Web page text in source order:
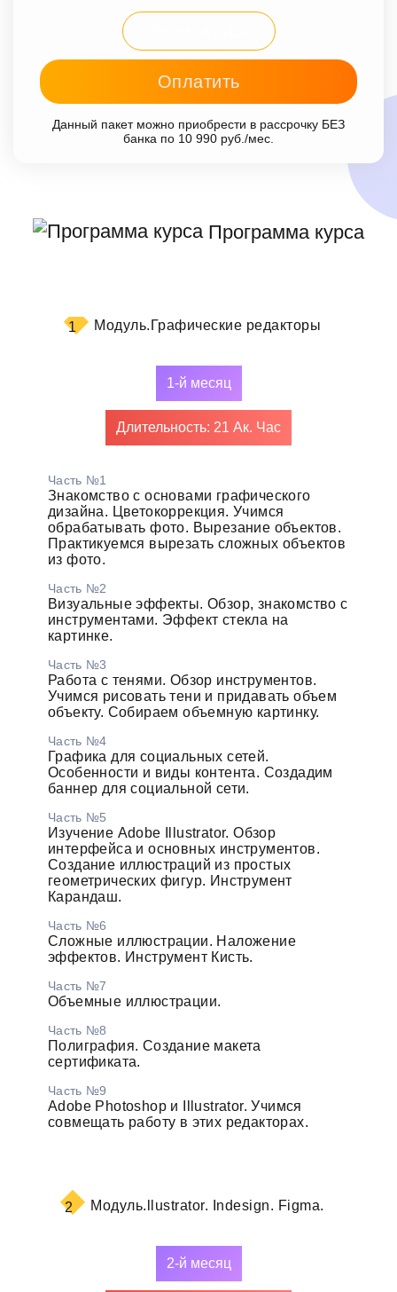
Оплатить
Данный пакет можно приобрести в рассрочку БЕЗ
банка по 10 990 руб./мес.
Программа курса
1 Модуль. Графические редакторы
1-й месяц
Длительность: 21 Ак. Час
Часть №1
Знакомство с основами графического
дизайна. Цветокоррекция. Учимся
обрабатывать фото. Вырезание объектов.
Практикуемся вырезать сложных объектов
из фото.
Часть №2
Визуальные эффекты. Обзор, знакомство с
инструментами. Эффект стекла на
картинке.
Часть №3
Работа с тенями. Обзор инструментов.
Учимся рисовать тени и придавать объем
объекту. Собираем объемную картинку.
Часть №4
Графика для социальных сетей.
Особенности и виды контента. Создадим
баннер для социальной сети.
Часть №5
Изучение Adobe Illustrator. Обзор
интерфейса и основных инструментов.
Создание иллюстраций из простых
геометрических фигур. Инструмент
Карандаш.
Часть №6
Сложные иллюстрации. Наложение
эффектов. Инструмент Кисть.
Часть №7
Объемные иллюстрации.
Часть №8
Полиграфия. Создание макета
сертификата.
Часть №9
Adobe Photoshop и Illustrator. Учимся
совмещать работу в этих редакторах.
2 Модуль. llustrator. Indesign. Figma.
2-й месяц